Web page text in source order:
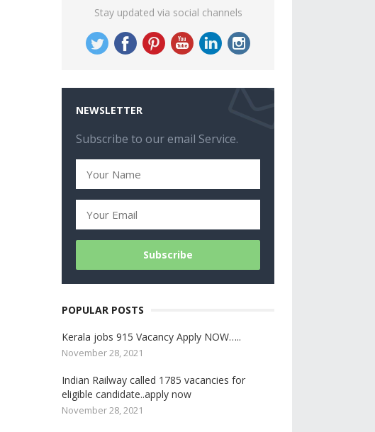
Stay updated via social channels
NEWSLETTER
Subscribe to our email Service.
POPULAR POSTS
Kerala jobs 915 Vacancy Apply NOW…..
November 28, 2021
Indian Railway called 1785 vacancies for
eligible candidate..apply now
November 28, 2021